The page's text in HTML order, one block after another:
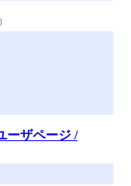
ーザページ /